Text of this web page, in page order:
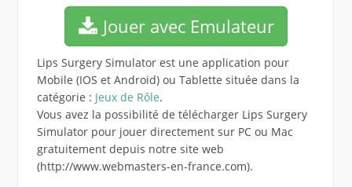
Jouer avec Emulateur
Lips Surgery Simulator est une application pour
Mobile (IOS et Android) ou Tablette située dans la
catégorie : Jeux de Rôle.
Vous avez la possibilité de télécharger Lips Surgery
Simulator pour jouer directement sur PC ou Mac
gratuitement depuis notre site web
(http://www.webmasters-en-france.com).